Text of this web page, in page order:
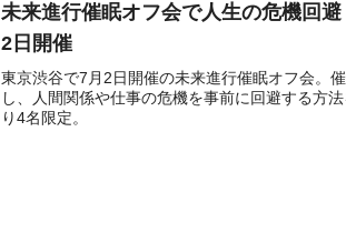
未来進行催眠オフ会で人生の危機回避
2日開催
東京渋谷で7月2日開催の未来進行催眠オフ会。
し、人間関係や仕事の危機を事前に回避する方
り4名限定。